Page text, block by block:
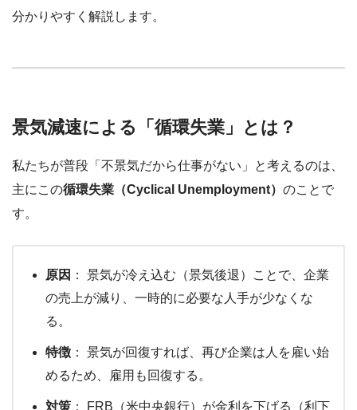
分かりやすく解説します。
景気減速による「循環失業」とは？
私たちが普段「不景気だから仕事がない」と考えるのは、
主にこの循環失業（Cyclical Unemployment） のことで
す。
原因 ： 景気が冷え込む（景気後退）ことで、企業
の売上が減り、一時的に必要な人手が少なくな
る。
特徴 ： 景気が回復すれば、再び企業は人を雇い始
めるため、雇用も回復する。
対策 ： FRB（米中央銀行）が金利を下げる（利下